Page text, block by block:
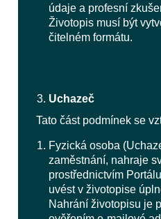
údaje a profesní
Životopis musí být
čitelném formátu.
Uchazeč
Tato část podmínek se
Fyzická osoba
zaměstnání, nahraje
prostřednictvím
uvést v životopise
Nahrání životopisu je